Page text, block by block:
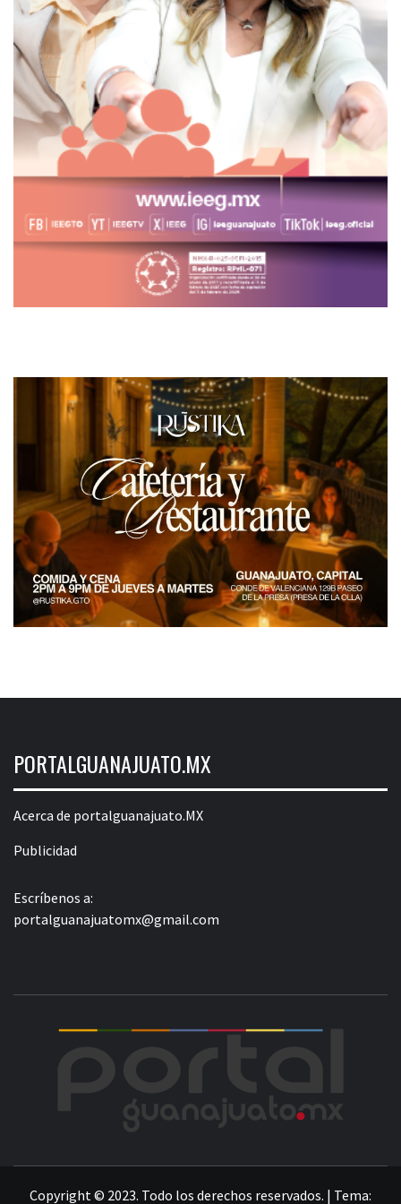
PORTALGUANAJUATO.MX
Acerca de portalguanajuato.MX
Publicidad
Escríbenos a:
portalguanajuatomx@gmail.com
Copyright © 2023. Todo los derechos reservados. | Tema: